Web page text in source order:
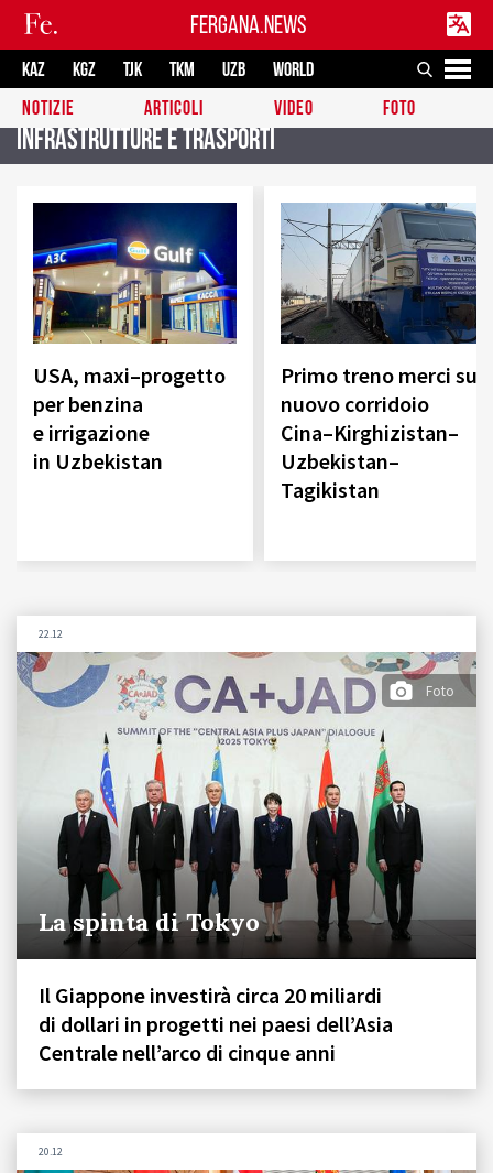
FERGANA.NEWS
KAZ KGZ TJK TKM UZB
WORLD
NOTIZIE
ARTICOLI VIDEO FOTO
Infrastrutture e trasporti
USA, maxi–progetto
per benzina
e irrigazione
in Uzbekistan
Primo treno merci sul
nuovo corridoio
Cina–Kirghizistan–
Uzbekistan–
Tagikistan
22.12
La spinta di Tokyo
Foto
Il Giappone investirà circa 20 miliardi
di dollari in progetti nei paesi dell’Asia
Centrale nell’arco di cinque anni
20.12